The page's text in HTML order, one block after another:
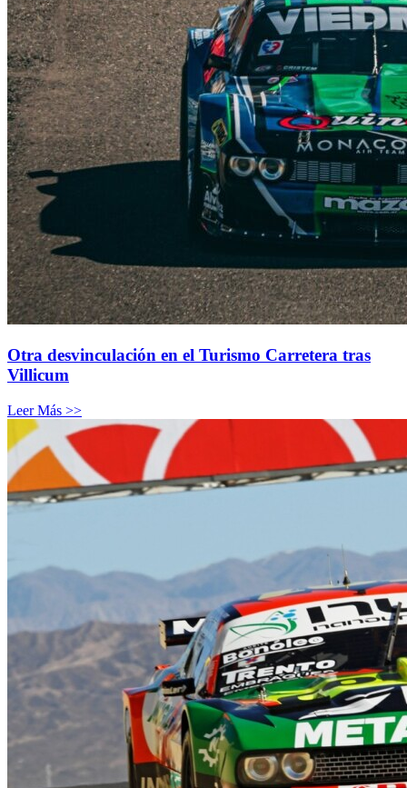
Otra desvinculación en el Turismo Carretera tras
Villicum
Leer Más >>